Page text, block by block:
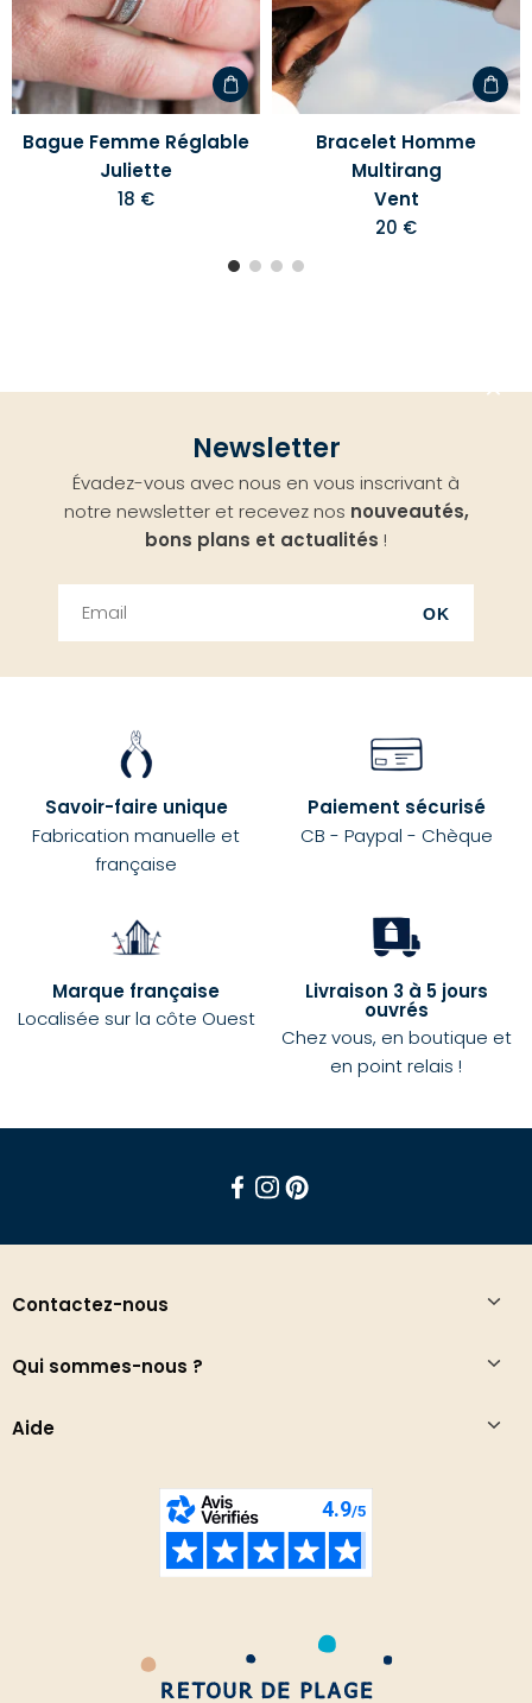
d'envies
Bague Femme Réglable
Juliette
18 €
liste
Bracelet Homme
Multirang
Vent
20 €
Newsletter
Évadez-vous avec nous en vous inscrivant à
notre newsletter et recevez nos nouveautés,
bons plans et actualités !
OK
Savoir-faire unique
Fabrication manuelle et
française
Paiement sécurisé
CB - Paypal - Chèque
Marque française
Localisée sur la côte Ouest
Livraison 3 à 5 jours
ouvrés
Chez vous, en boutique et
en point relais !
Contactez-nous
Qui sommes-nous ?
Aide